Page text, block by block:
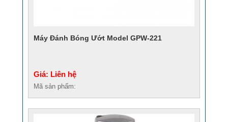
Máy Đánh Bóng Ướt Model GPW-221
Giá: Liên hệ
Mã sản phẩm: